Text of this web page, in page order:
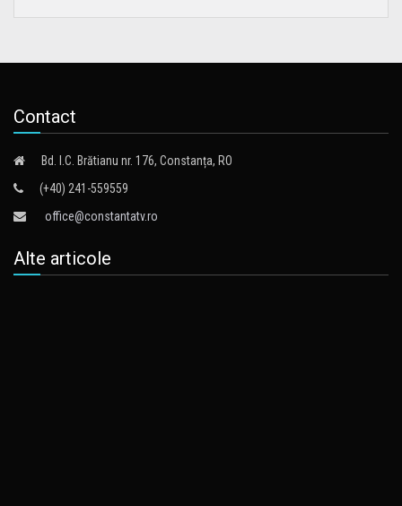
Contact
Bd. I.C. Brătianu nr. 176, Constanța, RO
(+40) 241-559559
office@constantatv.ro
Alte articole